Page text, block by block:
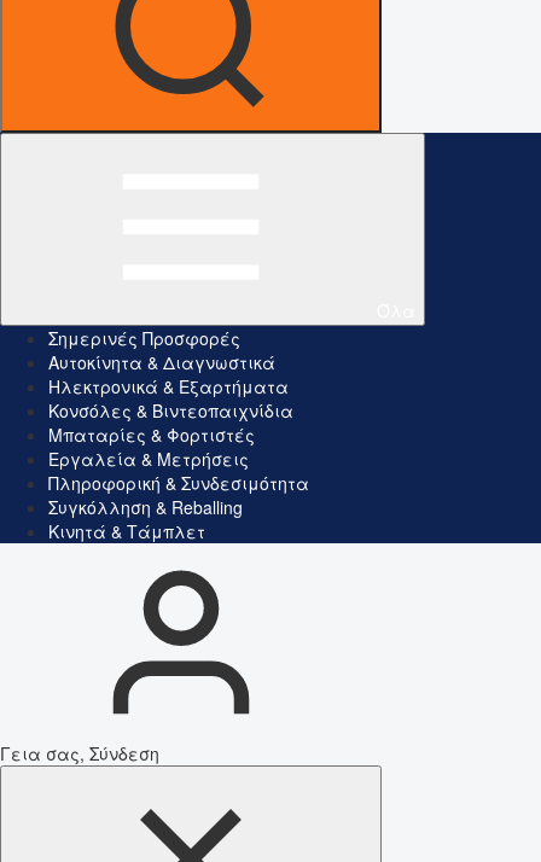
Σημερινές Προσφορές
Αυτοκίνητα & Διαγνωστικά
Ηλεκτρονικά & Εξαρτήματα
Κονσόλες & Βιντεοπαιχνίδια
Μπαταρίες & Φορτιστές
Εργαλεία & Μετρήσεις
Πληροφορική & Συνδεσιμότητα
Συγκόλληση & Reballing
Κινητά & Τάμπλετ
Γεια σας, Σύνδεση